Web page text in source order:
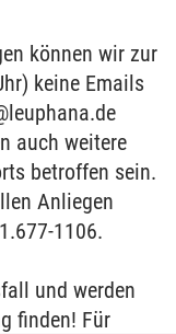
können wir zur
keine Emails
auch weitere
betroffen sein.
Anliegen
1106.
und werden
finden! Für